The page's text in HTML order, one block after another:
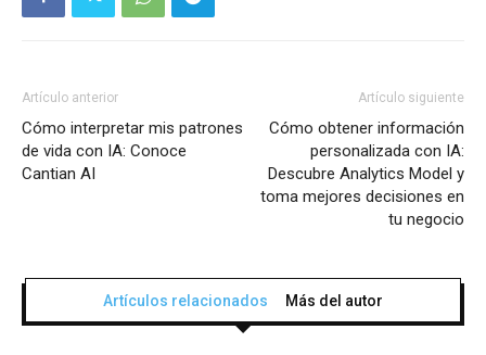
Artículo anterior
Cómo interpretar mis patrones
de vida con IA: Conoce
Cantian AI
Artículo siguiente
Cómo obtener información
personalizada con IA:
Descubre Analytics Model y
toma mejores decisiones en
tu negocio
Artículos relacionados Más del autor